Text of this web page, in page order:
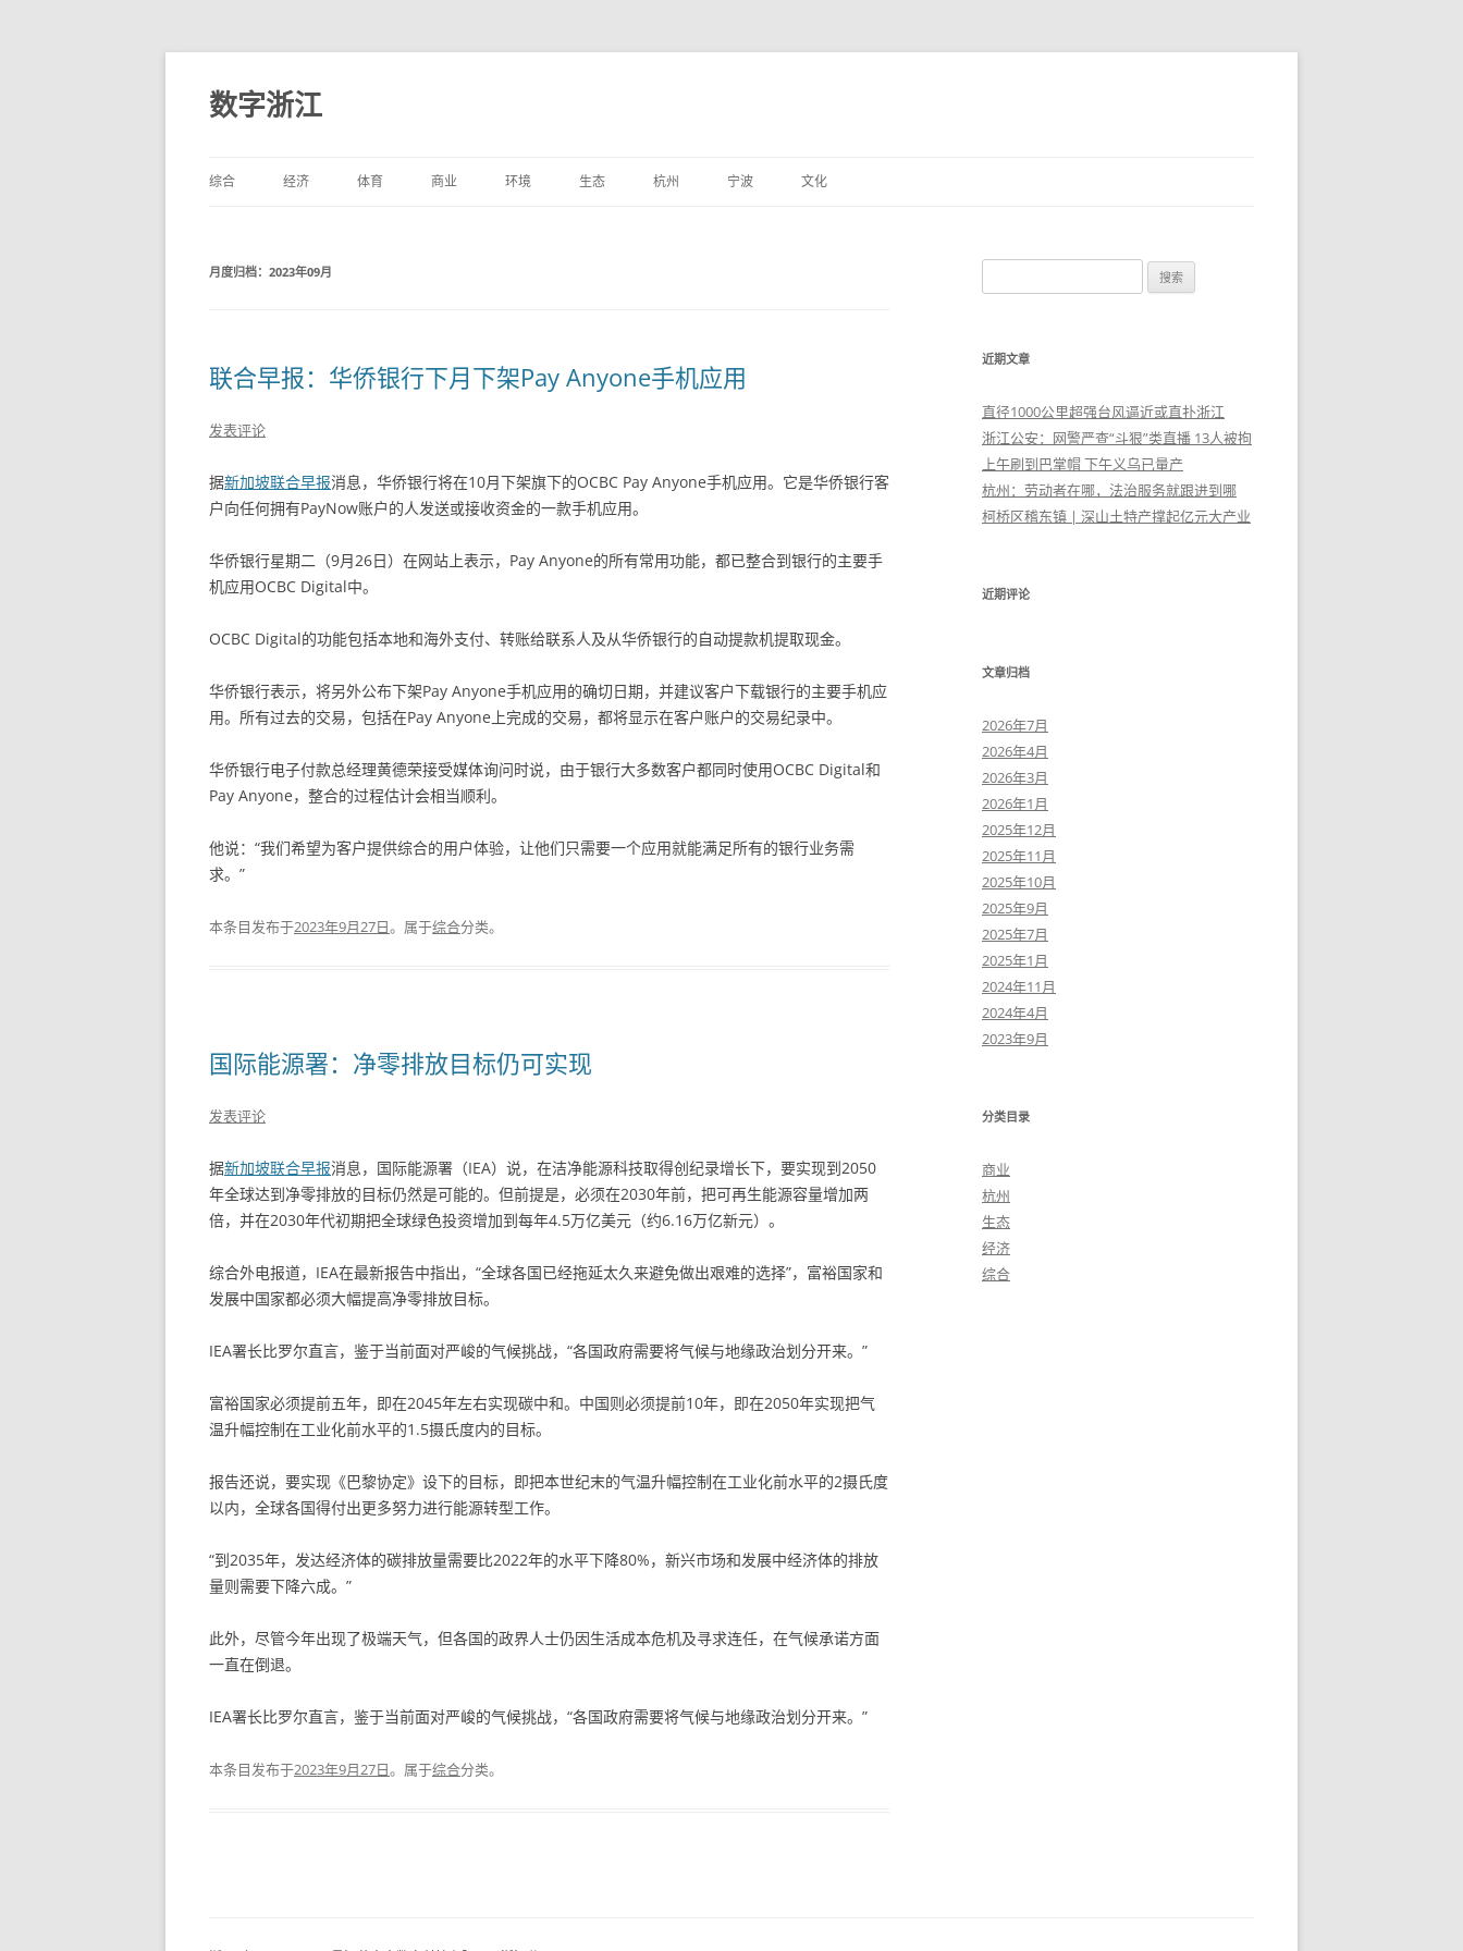
数字浙江
至
正
综合 经济 体育 商业 环境 生态 杭州 宁波 文化
月度归档： 2023年09月
联合早报：华侨银行下月下架Pay Anyone手机应用
发表评论
据新加坡联合早报消息，华侨银行将在10月下架旗下的OCBC Pay Anyone手机应用。它是华侨银行客
户向任何拥有PayNow账户的人发送或接收资金的一款手机应用。
华侨银行星期二（9月26日）在网站上表示，Pay Anyone的所有常用功能，都已整合到银行的主要手
机应用OCBC Digital中。
OCBC Digital的功能包括本地和海外支付、转账给联系人及从华侨银行的自动提款机提取现金。
华侨银行表示，将另外公布下架Pay Anyone手机应用的确切日期，并建议客户下载银行的主要手机应
用。所有过去的交易，包括在Pay Anyone上完成的交易，都将显示在客户账户的交易纪录中。
华侨银行电子付款总经理黄德荣接受媒体询问时说，由于银行大多数客户都同时使用OCBC Digital和
Pay Anyone，整合的过程估计会相当顺利。
他说：“我们希望为客户提供综合的用户体验，让他们只需要一个应用就能满足所有的银行业务需
求。”
本条目发布于2023年9月27日。属于综合分类。
国际能源署：净零排放目标仍可实现
发表评论
据新加坡联合早报消息，国际能源署（IEA）说，在洁净能源科技取得创纪录增长下，要实现到2050
年全球达到净零排放的目标仍然是可能的。但前提是，必须在2030年前，把可再生能源容量增加两
倍，并在2030年代初期把全球绿色投资增加到每年4.5万亿美元（约6.16万亿新元）。
综合外电报道，IEA在最新报告中指出，“全球各国已经拖延太久来避免做出艰难的选择”，富裕国家和
发展中国家都必须大幅提高净零排放目标。
IEA署长比罗尔直言，鉴于当前面对严峻的气候挑战，“各国政府需要将气候与地缘政治划分开来。”
富裕国家必须提前五年，即在2045年左右实现碳中和。中国则必须提前10年，即在2050年实现把气
温升幅控制在工业化前水平的1.5摄氏度内的目标。
报告还说，要实现《巴黎协定》设下的目标，即把本世纪末的气温升幅控制在工业化前水平的2摄氏度
以内，全球各国得付出更多努力进行能源转型工作。
“到2035年，发达经济体的碳排放量需要比2022年的水平下降80%，新兴市场和发展中经济体的排放
量则需要下降六成。”
此外，尽管今年出现了极端天气，但各国的政界人士仍因生活成本危机及寻求连任，在气候承诺方面
一直在倒退。
IEA署长比罗尔直言，鉴于当前面对严峻的气候挑战，“各国政府需要将气候与地缘政治划分开来。”
本条目发布于2023年9月27日。属于综合分类。
索
近期文章
直径1000公里超强台风逼近或直扑浙江
浙江公安：网警严查“斗狠”类直播 13人被拘
上午刷到巴掌帽 下午义乌已量产
杭州：劳动者在哪，法治服务就跟进到哪
柯桥区稽东镇 | 深山土特产撑起亿元大产业
近期评论
文章归档
2026年7月
2026年4月
2026年3月
2026年1月
2025年12月
2025年11月
2025年10月
2025年9月
2025年7月
2025年1月
2024年11月
2024年4月
2023年9月
分类目录
商业
杭州
生态
经济
综合